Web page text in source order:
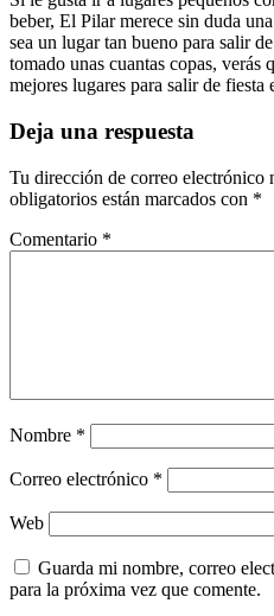
beber, El Pilar merece sin duda
sea un lugar tan bueno para salir
tomado unas cuantas copas, verás
mejores lugares para salir de fiesta
Deja una respuesta
Tu dirección de correo electrónico
obligatorios están marcados con *
Comentario *
Nombre *
Correo electrónico *
Web
Guarda mi nombre, correo
para la próxima vez que comente.